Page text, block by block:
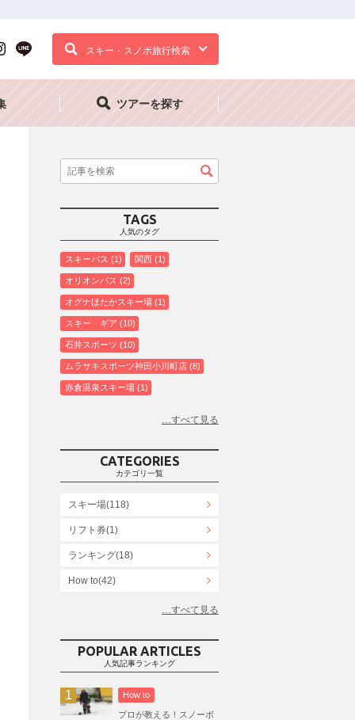
スキー・スノボ旅行検索
ツアーを探す
TAGS
人気のタグ
スキーバス 1 関西 1
オリオンバス 2
オグナほたかスキー場 1
スキー ギア 10
石井スポーツ 10
ムラサキスポーツ神田小川町店 8
赤倉温泉スキー場 1
鹿島槍スキー場ファミリーパーク 2
斑尾高原スキー場 4
エイブル白馬五竜＆Hakuba47
白馬乗鞍温泉スキー場
Snowboard Shop F.JANCK
戸狩温泉スキー場 2
Hakuba47 1
つがいけマウンテンリゾート
舞子スノーリゾート
CATEGORIES
カテゴリ一覧
スキー場(118)
リフト券(1)
ランキング(18)
How to(42)
POPULAR ARTICLES
人気記事ランキング
How to
プロが教える！スノーボ